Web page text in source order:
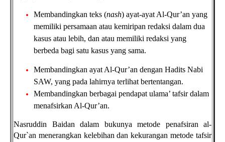
Membandingkan teks (nash) ayat-ayat Al-Qur’an yang
memiliki persamaan atau kemiripan redaksi dalam dua
kasus atau lebih, dan atau memiliki redaksi yang
berbeda bagi satu kasus yang sama.
Membandingkan ayat Al-Qur’an dengan Hadits Nabi
SAW, yang pada lahirnya terlihat bertentangan.
Membandingkan berbagai pendapat ulama’ tafsir dalam
menafsirkan Al-Qur’an.
Nasruddin Baidan dalam bukunya metode penafsiran al-
Qur`an menerangkan kelebihan dan kekurangan metode tafsir